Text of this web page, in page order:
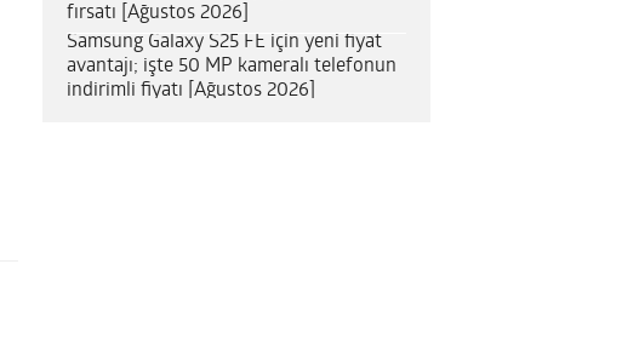
fırsatı [Ağustos 2026]
Samsung Galaxy S25 FE için yeni fiyat
avantajı; işte 50 MP kameralı telefonun
indirimli fiyatı [Ağustos 2026]